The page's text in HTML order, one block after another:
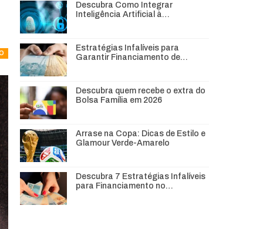
Descubra Como Integrar
Inteligência Artificial à…
Estratégias Infalíveis para
Garantir Financiamento de…
Descubra quem recebe o extra do
Bolsa Família em 2026
Arrase na Copa: Dicas de Estilo e
Glamour Verde-Amarelo
Descubra 7 Estratégias Infalíveis
para Financiamento no…